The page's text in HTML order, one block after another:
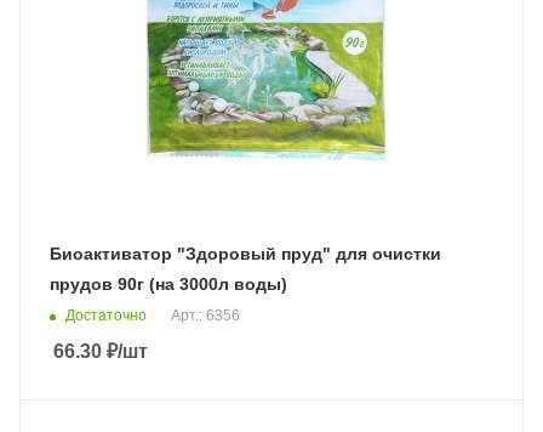
Биоактиватор "Здоровый пруд" для очистки
прудов 90г (на 3000л воды)
Достаточно Арт.: 6356
66.30 ₽/шт